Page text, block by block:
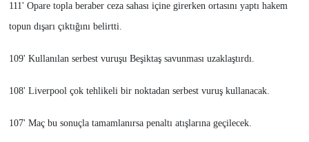
111' Opare topla beraber ceza sahası içine girerken ortasını yaptı hakem
topun dışarı çıktığını belirtti.
109' Kullanılan serbest vuruşu Beşiktaş savunması uzaklaştırdı.
108' Liverpool çok tehlikeli bir noktadan serbest vuruş kullanacak.
107' Maç bu sonuçla tamamlanırsa penaltı atışlarına geçilecek.